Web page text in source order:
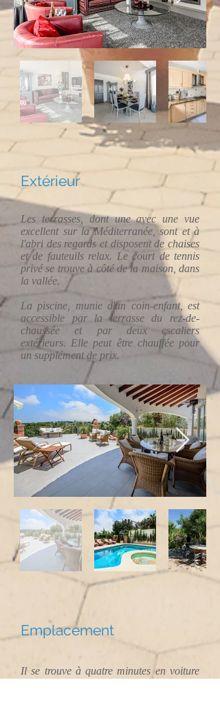
Extérieur
Les terrasses, dont une avec une vue
excellent sur la Méditerranée, sont et à
l'abri des regards et disposent de chaises
et de fauteuils relax. Le court de tennis
privé se trouve à côté de la maison, dans
la vallée.
La piscine, munie d'un coin-enfant, est
accessible par la terrasse du rez-de-
chaussée et par deux escaliers
extérieurs. Elle peut être chauffée pour
un supplément de prix.
Emplacement
Il se trouve à quatre minutes en voiture